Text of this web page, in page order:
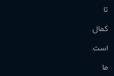
تا
کمال
است.
ما